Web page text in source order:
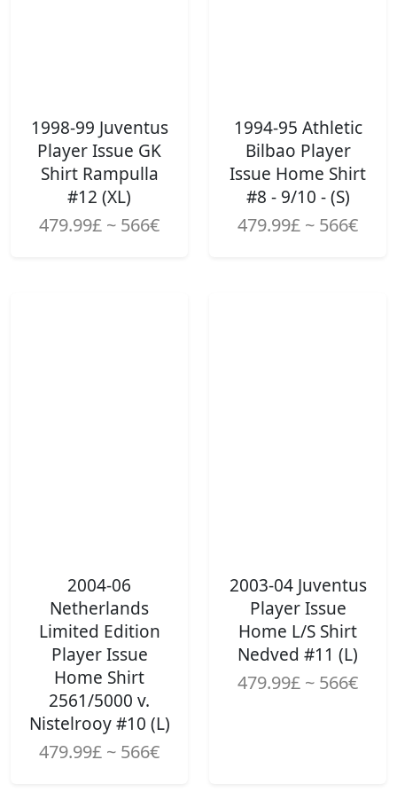
1998-99 Juventus
Player Issue GK
Shirt Rampulla
#12 (XL)
479.99£ ~ 566€
1994-95 Athletic
Bilbao Player
Issue Home Shirt
#8 - 9/10 - (S)
479.99£ ~ 566€
2004-06
Netherlands
Limited Edition
Player Issue
Home Shirt
2561/5000 v.
Nistelrooy #10 (L)
479.99£ ~ 566€
2003-04 Juventus
Player Issue
Home L/S Shirt
Nedved #11 (L)
479.99£ ~ 566€